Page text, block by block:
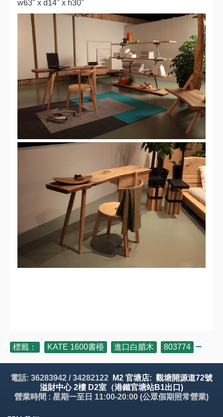
w63" x d14" x h30"
標籤： KATE 1600書檯 進口白腊木 803774
電話: 36283942 / 34282122
M2 官塘店: 觀塘開源道72號
溢財中心 2樓 D2室（港鐵官塘站B1出口)
營業時間 : 星期一至日 11:00-20:00 (公眾假期照常營業)